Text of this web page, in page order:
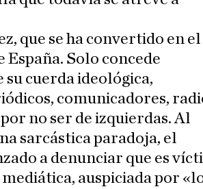
que se ha convertido en el
España. Solo concede
su cuerda ideológica,
comunicadores,
no ser de izquierdas. Al
sarcástica paradoja, el
a denunciar que es
auspiciada por